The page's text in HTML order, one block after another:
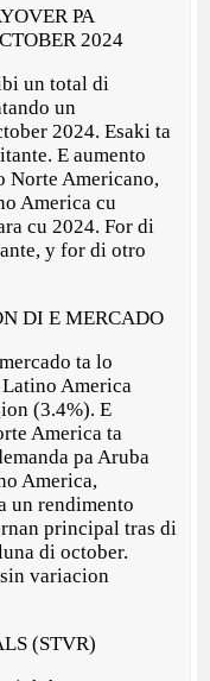
PA
2024
un total di
un
2024. Esaki ta
E aumento
Norte Americano,
America cu
cu 2024. For di
y for di otro
DI E MERCADO
ta lo
America
(3.4%). E
America ta
pa Aruba
America,
un rendimento
principal tras di
di october.
variacion
(STVR)